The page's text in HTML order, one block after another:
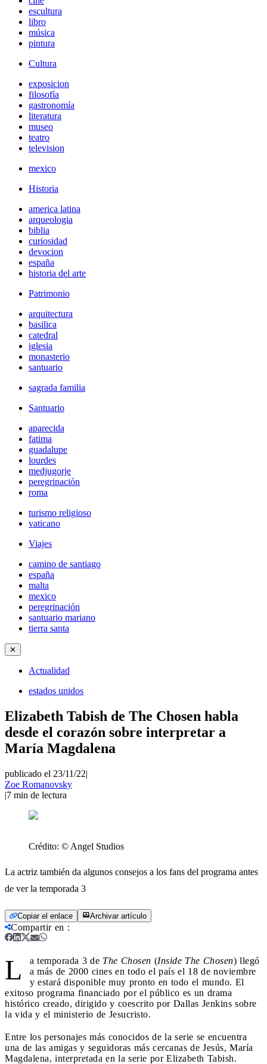
escultura
libro
música
pintura
Cultura
exposicion
filosofía
gastronomía
literatura
museo
teatro
television
mexico
Historia
america latina
arqueologia
biblia
curiosidad
devocion
españa
historia del arte
Patrimonio
arquitectura
basilica
catedral
iglesia
monasterio
santuario
sagrada familia
Santuario
aparecida
fatima
guadalupe
lourdes
medjugorje
peregrinación
roma
turismo religioso
vaticano
Viajes
camino de santiago
españa
malta
mexico
peregrinación
santuario mariano
tierra santa
✕
Actualidad
estados unidos
Elizabeth Tabish de The Chosen habla
desde el corazón sobre interpretar a
María Magdalena
publicado el 23/11/22|
Zoe Romanovsky
|7 min de lectura
Crédito: © Angel Studios
La actriz también da algunos consejos a los fans del programa antes
de ver la temporada 3
Copiar el enlace Archivar artículo
Compartir en :
L a temporada 3 de The Chosen (Inside The Chosen) llegó
a más de 2000 cines en todo el país el 18 de noviembre
y estará disponible muy pronto en todo el mundo. El
exitoso programa financiado por el público es un drama
histórico creado, dirigido y coescrito por Dallas Jenkins sobre
la vida y el ministerio de Jesucristo.
Entre los personajes más conocidos de la serie se encuentra
una de las amigas y seguidoras más cercanas de Jesús, María
Magdalena, interpretada en la serie por Elizabeth Tabish.